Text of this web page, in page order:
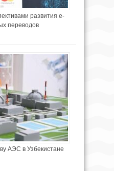
развития e-
переводов
АЭС в Узбекистане